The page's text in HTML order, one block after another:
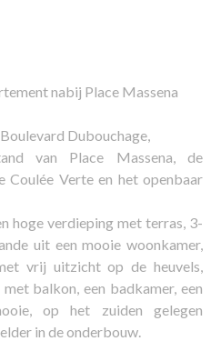
nabij Place Massena
Dubouchage,
van Place Massena, de
Coulée Verte en het openbaar
hoge verdieping met terras, 3-
uit een mooie woonkamer,
vrij uitzicht op de heuvels,
balkon, een badkamer, een
op het zuiden gelegen
in de onderbouw.